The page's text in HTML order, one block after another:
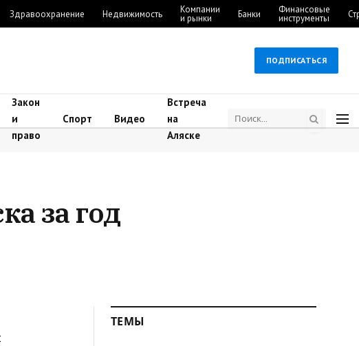
Здравоохранение Недвижимость Компании
и рынки Банки Финансовые
инструменты
ПОДПИСАТЬСЯ
Закон
и
право
Спорт Видео
Встреча
на
Аляске
за год
ТЕМЫ